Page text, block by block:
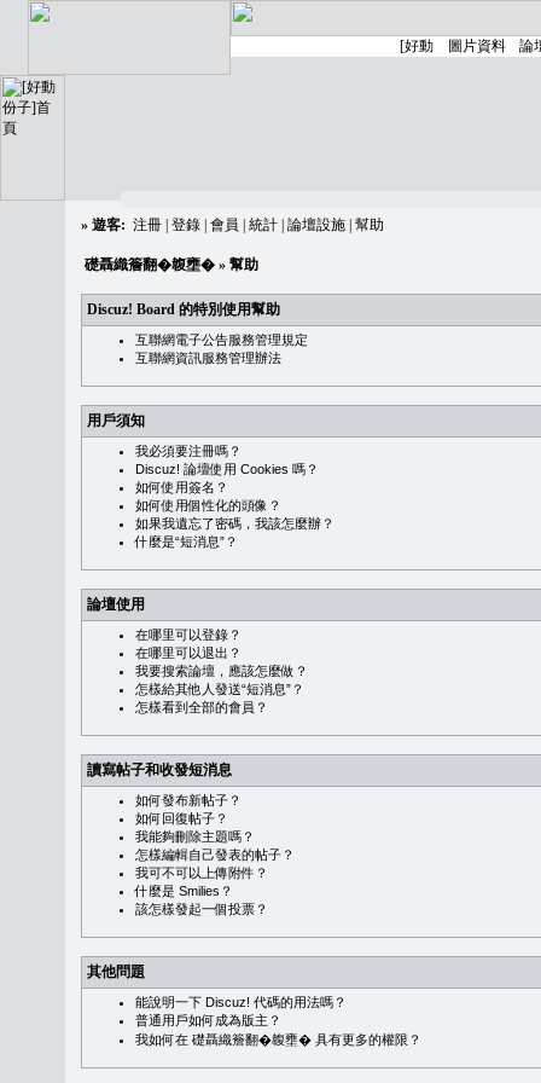
» 遊客: 注冊 登錄 會員 統計 論壇設施 幫助
礎聶織簷翻�䪖壅� » 幫助
Discuz! Board 的特別使用幫助
互聯網電子公告服務管理規定
互聯網資訊服務管理辦法
用戶須知
我必須要注冊嗎？
Discuz! 論壇使用 Cookies 嗎？
如何使用簽名？
如何使用個性化的頭像？
如果我遺忘了密碼，我該怎麼辦？
什麼是“短消息”？
論壇使用
在哪里可以登錄？
在哪里可以退出？
我要搜索論壇，應該怎麼做？
怎樣給其他人發送“短消息”？
怎樣看到全部的會員？
讀寫帖子和收發短消息
如何發布新帖子？
如何回復帖子？
我能夠刪除主題嗎？
怎樣編輯自己發表的帖子？
我可不可以上傳附件？
什麼是 Smilies？
該怎樣發起一個投票？
其他問題
能說明一下 Discuz! 代碼的用法嗎？
普通用戶如何成為版主？
我如何在 礎聶織簷翻�䪖壅� 具有更多的權限？